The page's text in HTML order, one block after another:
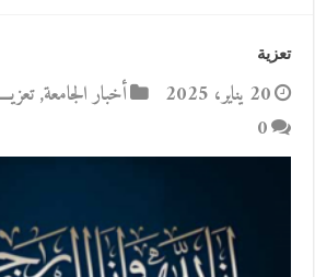
تعزية
20 يناير، 2025 أخبار الجامعة,
0